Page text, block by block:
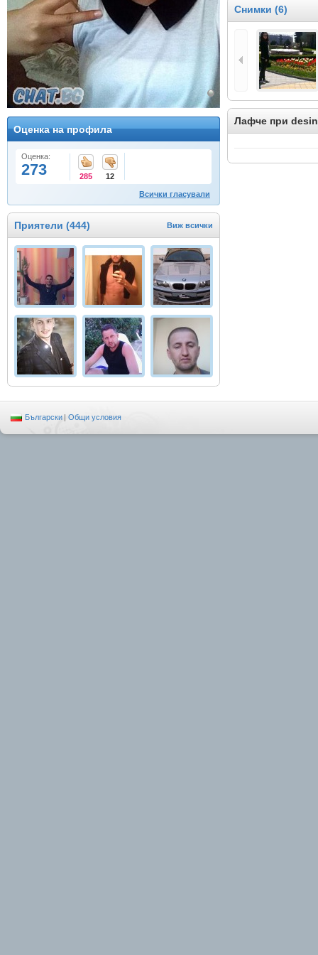
Оценка на профила
Оценка:
273 285 12
Всички гласували
Приятели (444) Виж всички
Снимки (6)
Лафче при
Български | Общи условия